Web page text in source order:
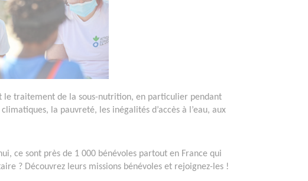
le traitement de la sous-nutrition, en particulier pendant
la pauvreté, les inégalités d’accès à l’eau, aux
ce sont près de 1 000 bénévoles partout en France qui
? Découvrez leurs missions bénévoles et rejoignez-les !